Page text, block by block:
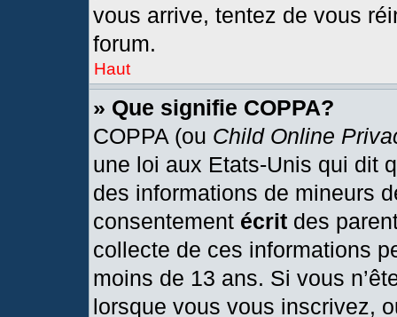
vous arrive, tentez de vous
forum.
Haut
» Que signifie COPPA?
COPPA (ou Child Online
une loi aux Etats-Unis qui dit
des informations de mineurs
consentement écrit des
collecte de ces informations
moins de 13 ans. Si vous
lorsque vous vous inscrivez,